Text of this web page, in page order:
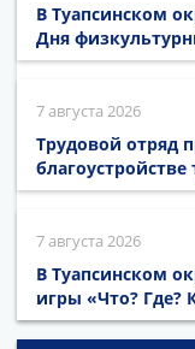
В Туапсинском
Дня
7 августа 2026
Трудовой отряд
7 августа 2026
В Туапсинском
игры «Что? Где?